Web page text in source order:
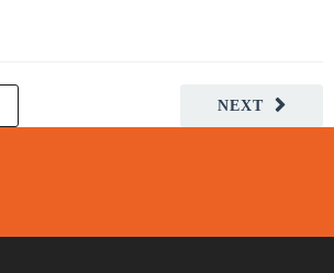
NEXT